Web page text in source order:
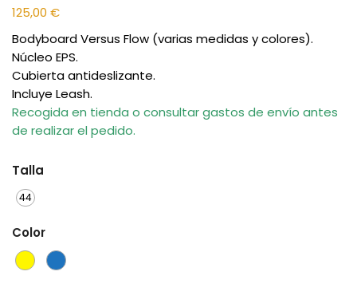
125,00 €
Bodyboard Versus Flow (varias medidas y colores).
Núcleo EPS.
Cubierta antideslizante.
Incluye Leash.
Recogida en tienda o consultar gastos de envío antes
de realizar el pedido.
Talla
44
Color